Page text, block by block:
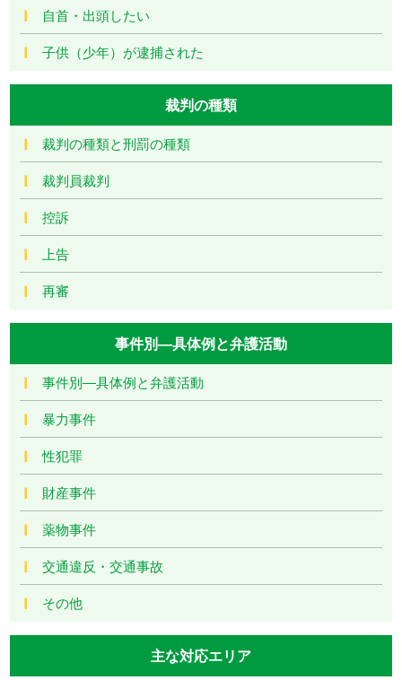
自首・出頭したい
子供（少年）が逮捕された
裁判の種類
裁判の種類と刑罰の種類
裁判員裁判
控訴
上告
再審
事件別―具体例と弁護活動
事件別―具体例と弁護活動
暴力事件
性犯罪
財産事件
薬物事件
交通違反・交通事故
その他
主な対応エリア